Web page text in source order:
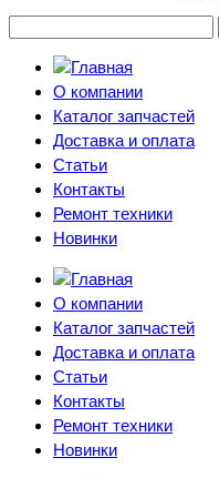
О компании
Каталог запчастей
Доставка и оплата
Статьи
Контакты
Ремонт техники
Новинки
О компании
Каталог запчастей
Доставка и оплата
Статьи
Контакты
Ремонт техники
Новинки